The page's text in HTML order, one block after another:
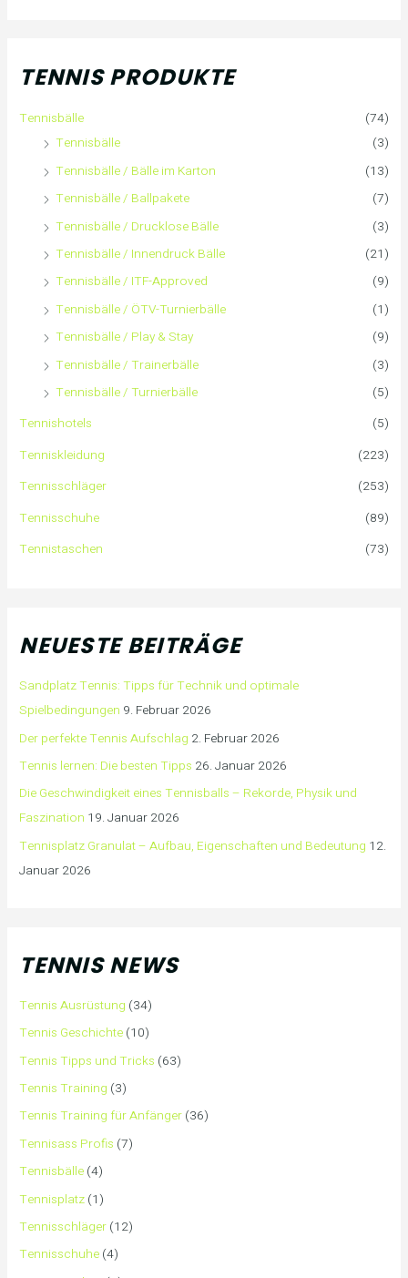
TENNIS PRODUKTE
Tennisbälle
(74)
Tennisbälle
(3)
Tennisbälle / Bälle im Karton
(13)
Tennisbälle / Ballpakete
(7)
Tennisbälle / Drucklose Bälle
(3)
Tennisbälle / Innendruck Bälle
(21)
Tennisbälle / ITF-Approved
(9)
Tennisbälle / ÖTV-Turnierbälle
(1)
Tennisbälle / Play & Stay
(9)
Tennisbälle / Trainerbälle
(3)
Tennisbälle / Turnierbälle
(5)
Tennishotels
(5)
Tenniskleidung
(223)
Tennisschläger
(253)
Tennisschuhe
(89)
Tennistaschen
(73)
NEUESTE BEITRÄGE
Sandplatz Tennis: Tipps für Technik und optimale
Spielbedingungen 9. Februar 2026
Der perfekte Tennis Aufschlag 2. Februar 2026
Tennis lernen: Die besten Tipps 26. Januar 2026
Die Geschwindigkeit eines Tennisballs – Rekorde, Physik und
Faszination 19. Januar 2026
Tennisplatz Granulat – Aufbau, Eigenschaften und Bedeutung 12.
Januar 2026
TENNIS NEWS
Tennis Ausrüstung (34)
Tennis Geschichte (10)
Tennis Tipps und Tricks (63)
Tennis Training (3)
Tennis Training für Anfänger (36)
Tennisass Profis (7)
Tennisbälle (4)
Tennisplatz (1)
Tennisschläger (12)
Tennisschuhe (4)